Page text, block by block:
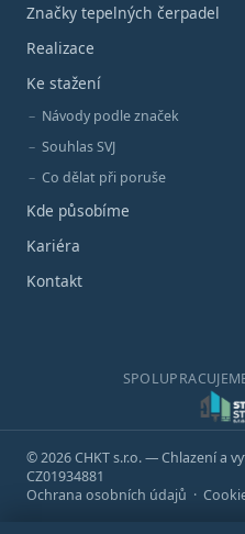
Značky tepelných čerpadel
Realizace
Ke stažení
Návody podle značek
Souhlas SVJ
Co dělat při poruše
Kde působíme
Kariéra
Kontakt
© 2026 CHKT s.r.o. — Chlazení a
CZ01934881
Ochrana osobních údajů ·